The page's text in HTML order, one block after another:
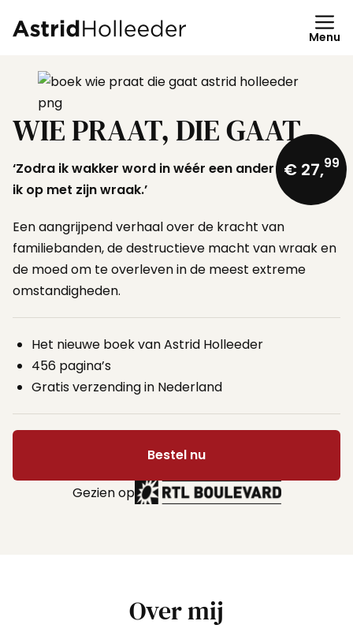
naar
inhoud
Menu
€ 27,99
WIE PRAAT, DIE GAAT
‘Zodra ik wakker word in wéér een ander huis, sta
ik op met zijn wraak.’
Een aangrijpend verhaal over de kracht van
familiebanden, de destructieve macht van wraak en
de moed om te overleven in de meest extreme
omstandigheden.
Het nieuwe boek van Astrid Holleeder
456 pagina’s
Gratis verzending in Nederland
Bestel nu
Gezien op
Over mij